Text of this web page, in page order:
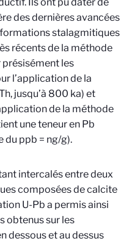
des dernières avancées
stalagmitiques
récents de la méthode
présisément les
l’application de la
jusqu’à 800 ka) et
de la méthode
une teneur en Pb
du ppb = ng/g).
intercalés entre deux
composées de calcite
U-Pb a permis ainsi
obtenus sur les
dessous et au dessus